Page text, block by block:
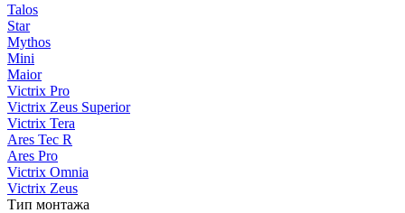
Talos
Star
Mythos
Mini
Maior
Victrix Pro
Victrix Zeus Superior
Victrix Tera
Ares Tec R
Ares Pro
Victrix Omnia
Victrix Zeus
Тип монтажа